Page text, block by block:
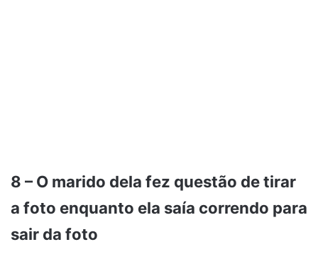
8 – O marido dela fez questão de tirar
a foto enquanto ela saía correndo para
sair da foto